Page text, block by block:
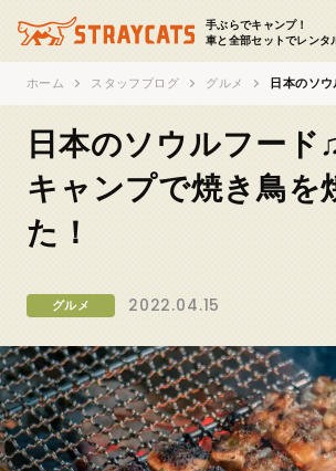
手ぶらでキャンプ！
車と全部セットでレンタ
ホーム スタッフブログ グルメ 日本のソ
日本のソウルフード
キャンプで焼き鳥を
た！
グルメ 2022.04.15